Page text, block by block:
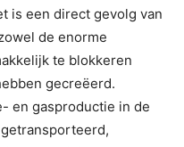
is een direct gevolg van
de enorme
te blokkeren
gecreëerd.
en gasproductie in de